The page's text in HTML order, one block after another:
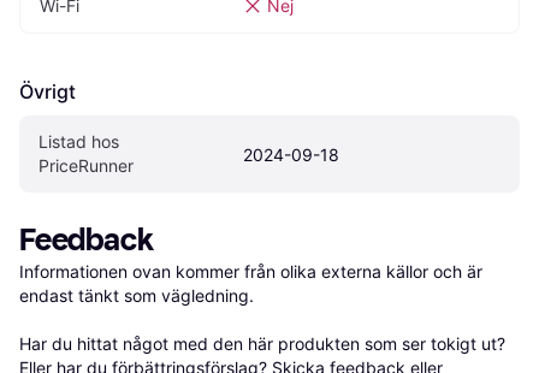
Wi-Fi Nej
Övrigt
Listad hos
PriceRunner
2024-09-18
Feedback
Informationen ovan kommer från olika externa källor och är
endast tänkt som vägledning.
Har du hittat något med den här produkten som ser tokigt ut?
Eller har du förbättringsförslag? Skicka feedback eller